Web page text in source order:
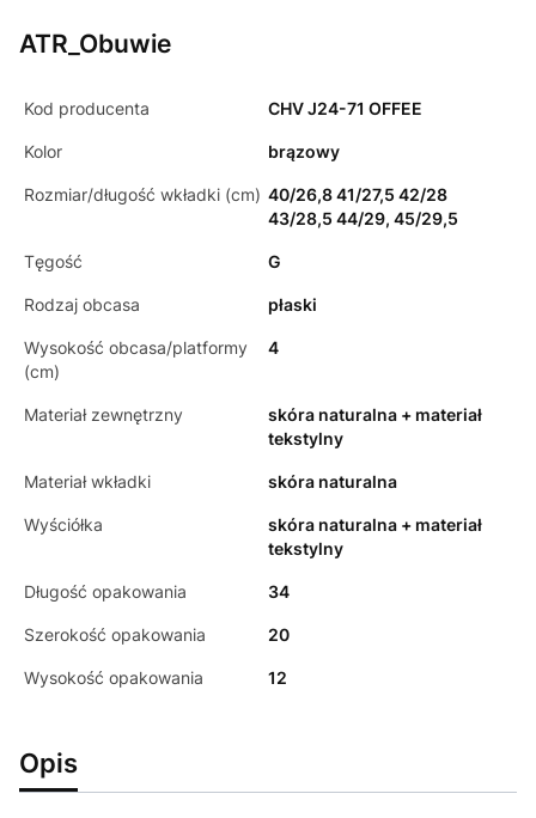
ATR_Obuwie
Kod producenta CHV J24-71 OFFEE
Kolor brązowy
Rozmiar/długość wkładki (cm) 40/26,8 41/27,5 42/28
43/28,5 44/29, 45/29,5
Tęgość G
Rodzaj obcasa płaski
Wysokość obcasa/platformy
(cm)
4
Materiał zewnętrzny
skóra naturalna + materiał
tekstylny
Materiał wkładki skóra naturalna
Wyściółka
skóra naturalna + materiał
tekstylny
Długość opakowania 34
Szerokość opakowania 20
Wysokość opakowania 12
Opis